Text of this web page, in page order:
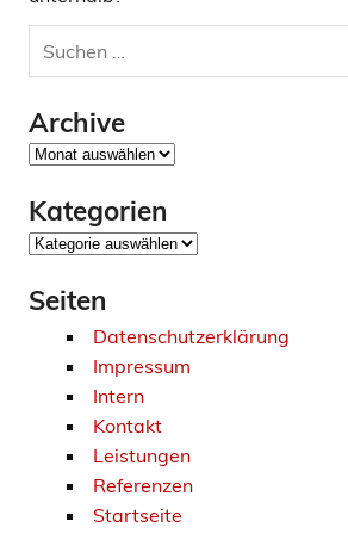
Archive
Archive
Kategorien
Kategorien
Seiten
Datenschutzerklärung
Impressum
Intern
Kontakt
Leistungen
Referenzen
Startseite